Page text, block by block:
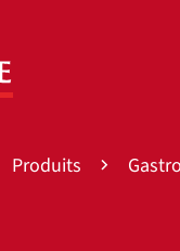
Produits